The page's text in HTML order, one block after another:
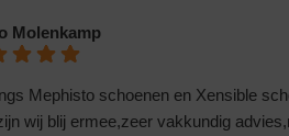
Molenkamp
Mephisto schoenen en Xensible
wij blij ermee,zeer vakkundig